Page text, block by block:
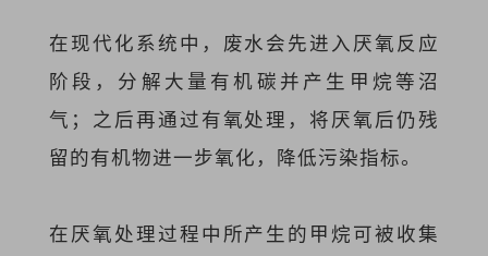
在现代化系统中，废水会先进入厌氧反应
阶段，分解大量有机碳并产生甲烷等沼
气；之后再通过有氧处理，将厌氧后仍残
留的有机物进一步氧化，降低污染指标。
在厌氧处理过程中所产生的甲烷可被收集